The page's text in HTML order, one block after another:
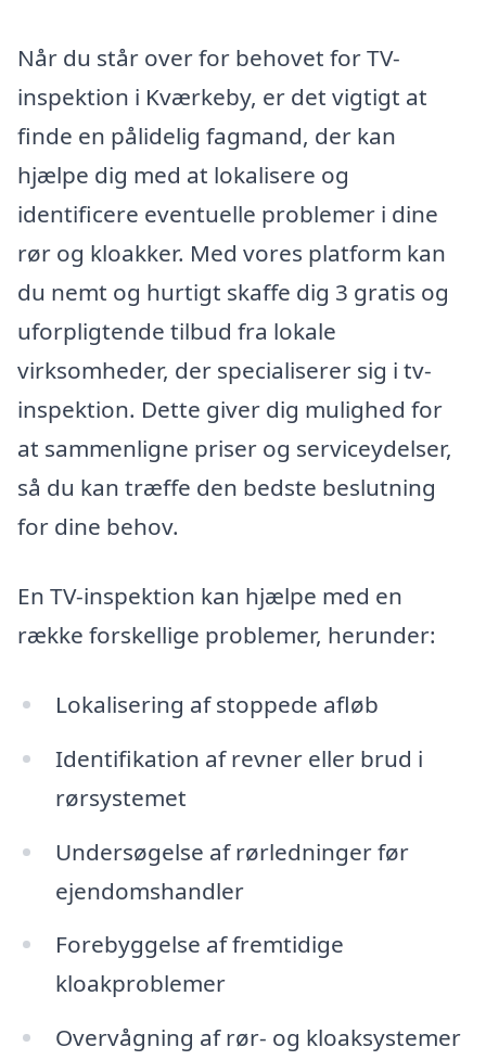
Når du står over for behovet for TV-
inspektion i Kværkeby, er det vigtigt at
finde en pålidelig fagmand, der kan
hjælpe dig med at lokalisere og
identificere eventuelle problemer i dine
rør og kloakker. Med vores platform kan
du nemt og hurtigt skaffe dig 3 gratis og
uforpligtende tilbud fra lokale
virksomheder, der specialiserer sig i tv-
inspektion. Dette giver dig mulighed for
at sammenligne priser og serviceydelser,
så du kan træffe den bedste beslutning
for dine behov.
En TV-inspektion kan hjælpe med en
række forskellige problemer, herunder:
Lokalisering af stoppede afløb
Identifikation af revner eller brud i
rørsystemet
Undersøgelse af rørledninger før
ejendomshandler
Forebyggelse af fremtidige
kloakproblemer
Overvågning af rør- og kloaksystemer